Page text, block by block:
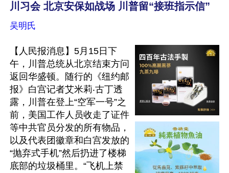
川习会 北京安保如战场 川普留“接班指示信”
吴明氏
【人民报消息】5月15日下
午，川普总统从北京结束方问
返回华盛顿。随行的《纽约邮
报》白宫记者艾米莉‧古丁透
露，川普在登上“空军一号”之
前，美国工作人员收走了证件
等中共官员分发的所有物品，
以及代表团徽章和白宫发放的
“抛弃式手机”然后扔进了楼梯
底部的垃圾桶里。“飞机上禁